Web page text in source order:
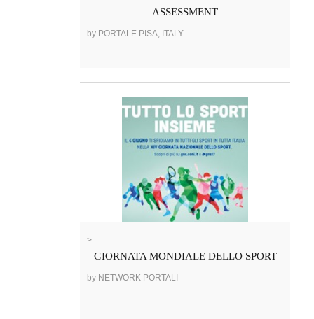
ASSESSMENT
by PORTALE PISA, ITALY
>
GIORNATA MONDIALE DELLO SPORT
by NETWORK PORTALI